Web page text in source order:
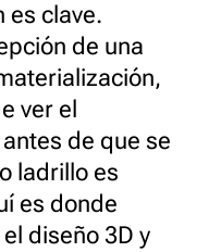
es clave.
de una
ver el
de que se
ladrillo es
es donde
diseño 3D y